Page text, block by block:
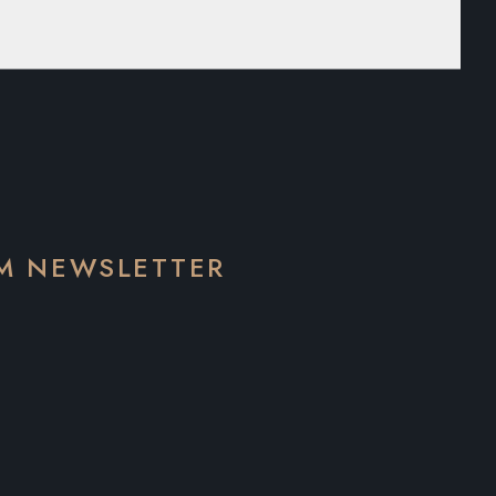
NEWSLETTER